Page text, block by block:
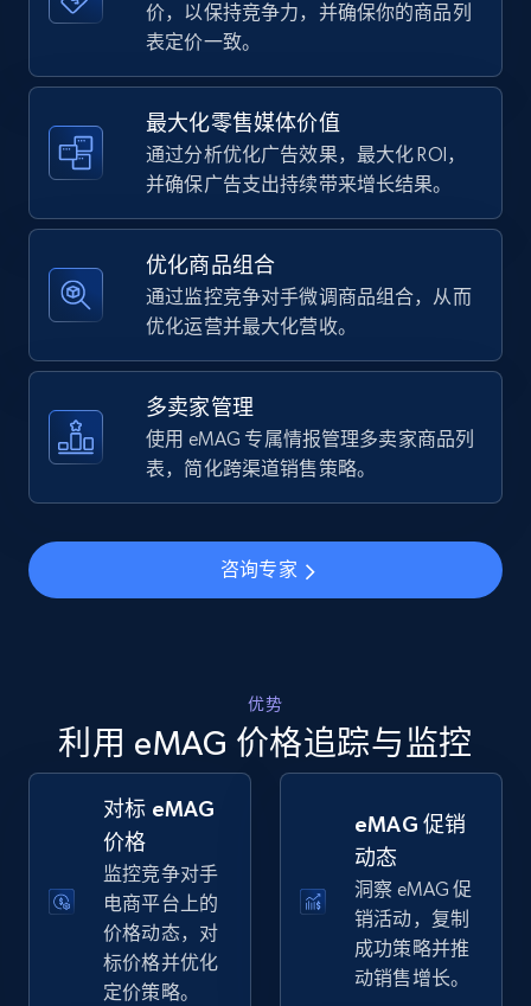
7.4K+ 870+
Walmart - products
URL, Final price, Sku, Currency, Gtin,
more.
5.6K+ 874+ 立即开始
Walmart - products - Find new products by
using specific category URL
URL, Final price, Sku, Currency, Gtin,
Specifications, Image urls, Top reviews, and
5.6K+ 874+ 立即开始
Walmart - products - Collects products by
specific keywords
URL, Final price, Sku, Currency, Gtin,
Specifications, Image urls, Top reviews, and
more.
5.6K+ 874+ 立即开始
价，以保持竞争力，并确保你的商品列
表定价一致。
最大化零售媒体价值
通过分析优化广告效果，最大化 ROI，
并确保广告支出持续带来增长结果。
优化商品组合
通过监控竞争对手微调商品组合，从而
优化运营并最大化营收。
多卖家管理
使用 eMAG 专属情报管理多卖家商品列
表，简化跨渠道销售策略。
咨询专家
优势
利用 eMAG 价格追踪与监控
对标 eMAG
价格
监控竞争对手
电商平台上的
价格动态，对
标价格并优化
定价策略。
eMAG 促销
动态
洞察 eMAG 促
销活动，复制
成功策略并推
动销售增长。